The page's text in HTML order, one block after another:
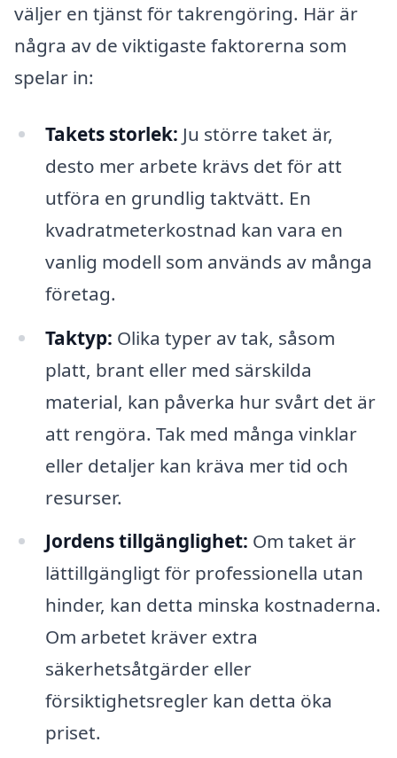
väljer en tjänst för takrengöring. Här är
några av de viktigaste faktorerna som
spelar in:
Takets storlek: Ju större taket är,
desto mer arbete krävs det för att
utföra en grundlig taktvätt. En
kvadratmeterkostnad kan vara en
vanlig modell som används av många
företag.
Taktyp: Olika typer av tak, såsom
platt, brant eller med särskilda
material, kan påverka hur svårt det är
att rengöra. Tak med många vinklar
eller detaljer kan kräva mer tid och
resurser.
Jordens tillgänglighet: Om taket är
lättillgängligt för professionella utan
hinder, kan detta minska kostnaderna.
Om arbetet kräver extra
säkerhetsåtgärder eller
försiktighetsregler kan detta öka
priset.